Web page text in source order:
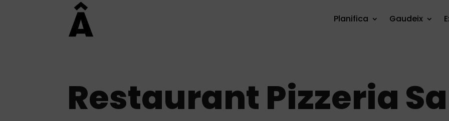
Planifica Gaudeix
Restaurant Pizzeria